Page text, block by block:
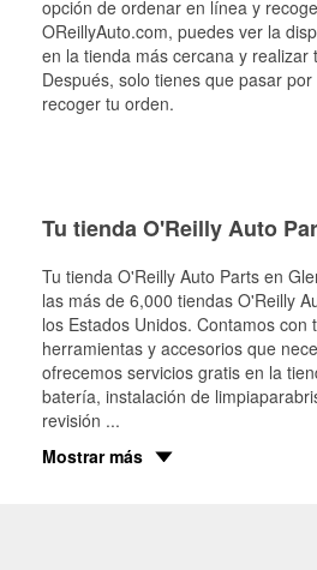
opción de ordenar en línea y
OReillyAuto.com, puedes ver la
en la tienda más cercana y realizar
Después, solo tienes que pasar
recoger tu orden.
Tu tienda O'Reilly Auto
Tu tienda O'Reilly Auto Parts en
las más de 6,000 tiendas O'Reilly
los Estados Unidos. Contamos con
herramientas y accesorios que
ofrecemos servicios gratis en la
batería, instalación de
revisión ...
Mostrar más